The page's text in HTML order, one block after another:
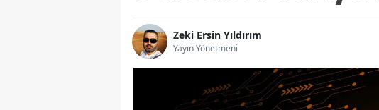
Zeki Ersin Yıldırım
Yayın Yönetmeni